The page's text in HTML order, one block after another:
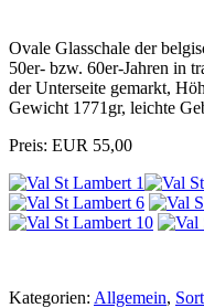
Ovale Glasschale der
50er- bzw. 60er-Jahren in
der Unterseite gemarkt,
Gewicht 1771gr, leichte
Preis: EUR 55,00
Kategorien: Allgemein,